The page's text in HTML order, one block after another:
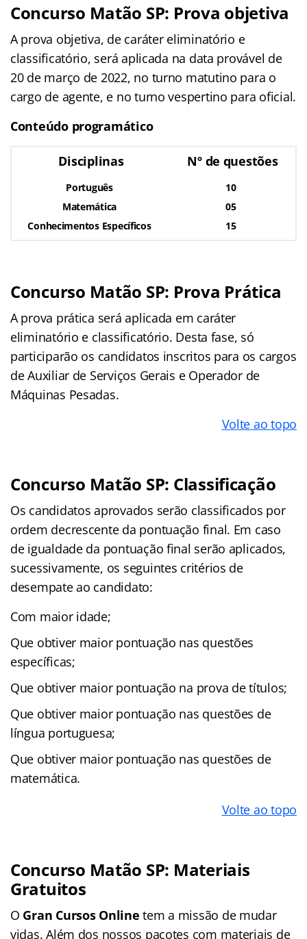
Concurso Matão SP: Prova objetiva
A prova objetiva, de caráter eliminatório e
classificatório, será aplicada na data provável de
20 de março de 2022, no turno matutino para o
cargo de agente, e no turno vespertino para oficial.
Conteúdo programático
Disciplinas Nº de questões
Português
Matemática
Conhecimentos Específicos
10
05
15
Concurso Matão SP: Prova Prática
A prova prática será aplicada em caráter
eliminatório e classificatório. Desta fase, só
participarão os candidatos inscritos para os cargos
de Auxiliar de Serviços Gerais e Operador de
Máquinas Pesadas.
Volte ao topo
Concurso Matão SP: Classificação
Os candidatos aprovados serão classificados por
ordem decrescente da pontuação final. Em caso
de igualdade da pontuação final serão aplicados,
sucessivamente, os seguintes critérios de
desempate ao candidato:
Com maior idade;
Que obtiver maior pontuação nas questões
específicas;
Que obtiver maior pontuação na prova de títulos;
Que obtiver maior pontuação nas questões de
língua portuguesa;
Que obtiver maior pontuação nas questões de
matemática.
Volte ao topo
Concurso Matão SP: Materiais
Gratuitos
O Gran Cursos Online tem a missão de mudar
vidas. Além dos nossos pacotes com materiais de